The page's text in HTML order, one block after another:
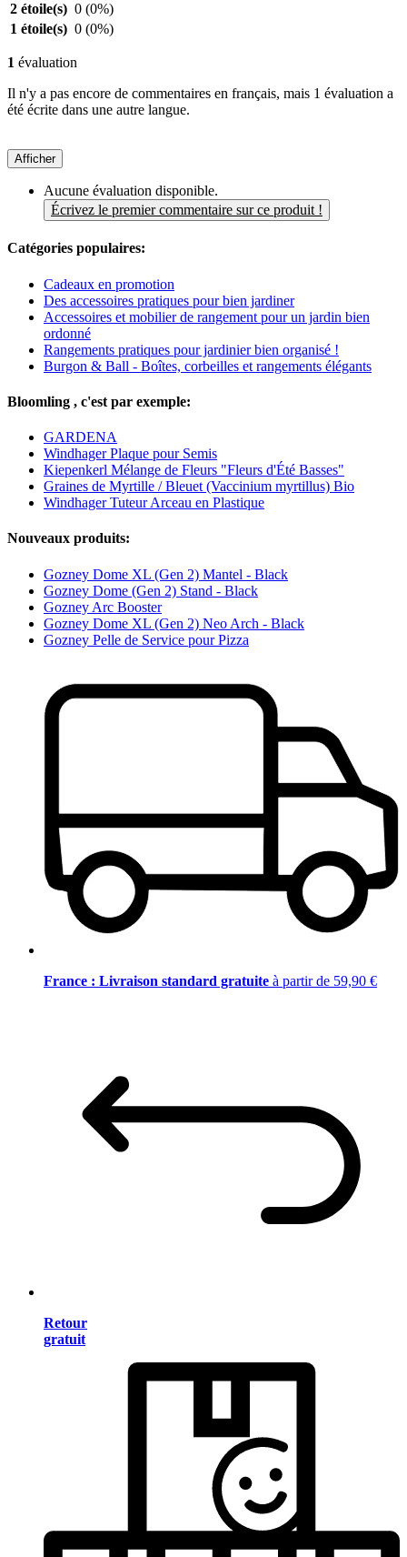
2 étoile(s) 0 (0%)
1 étoile(s) 0 (0%)
1 évaluation
Il n'y a pas encore de commentaires en français, mais 1 évaluation a
été écrite dans une autre langue.
Afficher
Aucune évaluation disponible.
Écrivez le premier commentaire sur ce produit !
Catégories populaires:
Cadeaux en promotion
Des accessoires pratiques pour bien jardiner
Accessoires et mobilier de rangement pour un jardin bien
ordonné
Rangements pratiques pour jardinier bien organisé !
Burgon & Ball - Boîtes, corbeilles et rangements élégants
Bloomling , c'est par exemple:
GARDENA
Windhager Plaque pour Semis
Kiepenkerl Mélange de Fleurs "Fleurs d'Été Basses"
Graines de Myrtille / Bleuet (Vaccinium myrtillus) Bio
Windhager Tuteur Arceau en Plastique
Nouveaux produits:
Gozney Dome XL (Gen 2) Mantel - Black
Gozney Dome (Gen 2) Stand - Black
Gozney Arc Booster
Gozney Dome XL (Gen 2) Neo Arch - Black
Gozney Pelle de Service pour Pizza
France : Livraison standard gratuite à partir de 59,90 €
Retour
gratuit